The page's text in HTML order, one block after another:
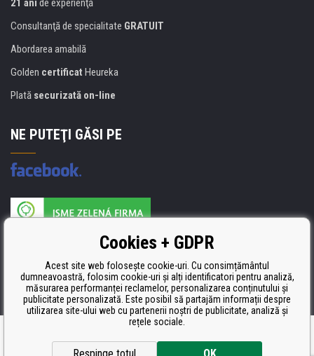
Consultanţă de specialitate GRATUIT
Abordarea amabilă
Golden certificat Heureka
Plată securizată on-line
NE PUTEŢI GĂSI PE
Producătorul umpluturii de rezervă este certificat
ISO 9001, ISO 14001 şi STMC.
Ecommerce solutionsBINARGON.cz
Cookies + GDPR
Acest site web folosește cookie-uri. Cu consimțământul
dumneavoastră, folosim cookie-uri și alți identificatori pentru analiză,
măsurarea performanței reclamelor, personalizarea conținutului și
publicitate personalizată. Este posibil să partajăm informații despre
utilizarea site-ului web cu partenerii noștri de publicitate, analiză și
rețele sociale.